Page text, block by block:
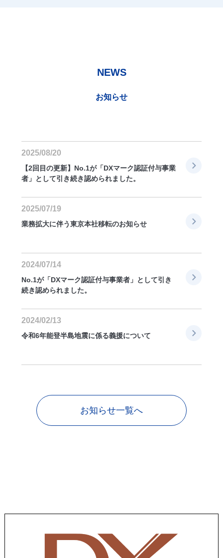
NEWS
お知らせ
2025/08/20
【2回目の更新】No.1が「DXマーク認証付与事業
者」として引き続き認められました。
2025/07/19
業務拡大に伴う東京本社移転のお知らせ
2024/07/14
No.1が「DXマーク認証付与事業者」として引き
続き認められました。
2024/02/13
令和6年能登半島地震に係る義援について
お知らせ一覧へ